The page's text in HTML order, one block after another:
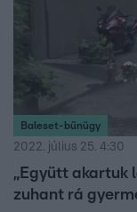
Baleset-bűnügy
2022. július 25. 4:30
„Együtt akartuk
zuhant rá